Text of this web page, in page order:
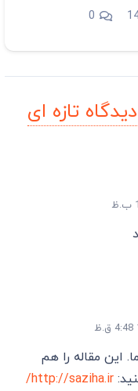
0
دیدگاه تازه ای
این مقاله را هم
http://saziha.ir/